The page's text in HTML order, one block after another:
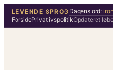
Spring
LEVENDE SPROG Dagens ord:
ForsidePrivatlivspolitikOpdateret